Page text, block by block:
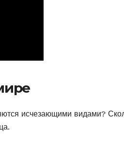
исчезающими видами?